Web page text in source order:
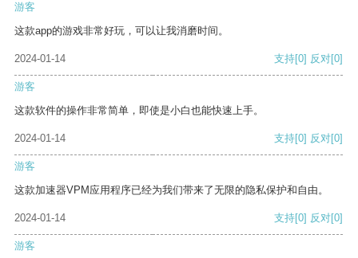
游客
这款app的游戏非常好玩，可以让我消磨时间。
2024-01-14 支持[0] 反对[0]
游客
这款软件的操作非常简单，即使是小白也能快速上手。
2024-01-14 支持[0] 反对[0]
游客
这款加速器VPM应用程序已经为我们带来了无限的隐私保护和自由。
2024-01-14 支持[0] 反对[0]
游客